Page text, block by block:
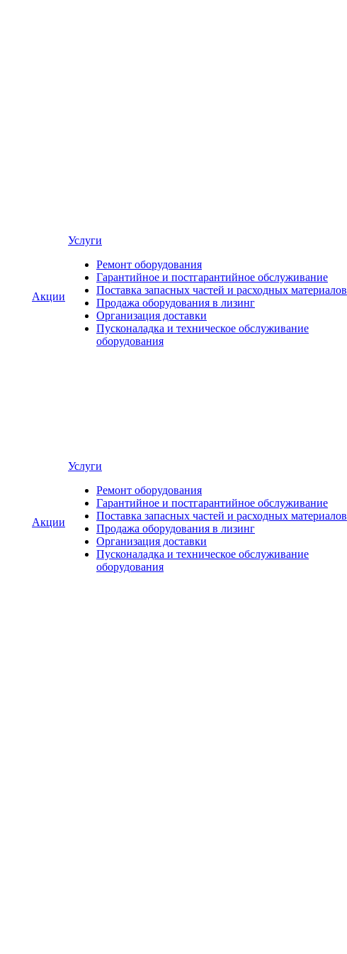
Акции
Услуги
Ремонт оборудования
Гарантийное и постгарантийное обслуживание
Поставка запасных частей и расходных материалов
Продажа оборудования в лизинг
Организация доставки
Пусконаладка и техническое обслуживание
оборудования
Акции
Услуги
Ремонт оборудования
Гарантийное и постгарантийное обслуживание
Поставка запасных частей и расходных материалов
Продажа оборудования в лизинг
Организация доставки
Пусконаладка и техническое обслуживание
оборудования